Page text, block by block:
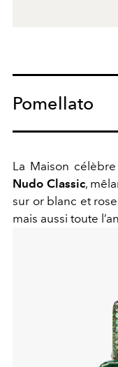
Pomellato
La Maison
Nudo Classic,
sur or blanc et
mais aussi toute